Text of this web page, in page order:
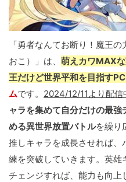
「勇者なんてお断り！魔王
おこ）」は、 萌えカワMAX
王だけど世界平和を目指す
ムです。 2024/12/11より配信
ャラを集めて自分だけの最
める異世界放置バトルを繰り
推しキャラを成長させれば
練を突破していきます。英
チェンジすれば、能力も向上